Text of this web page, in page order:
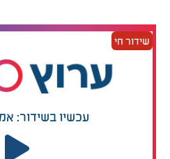
שידור חי
עכשיו בשידור: